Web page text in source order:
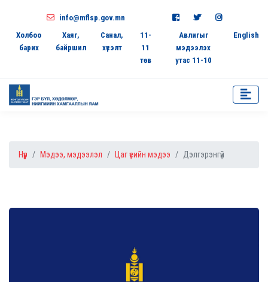
info@mflsp.gov.mn
Холбоо
барих
Хаяг,
байршил
Санал,
хүсэлт
11-
11
төв
Авлигыг
мэдээлэх
утас 11-10
English
Нүүр Мэдээ, мэдээлэл Цаг үеийн мэдээ Дэлгэрэнгүй